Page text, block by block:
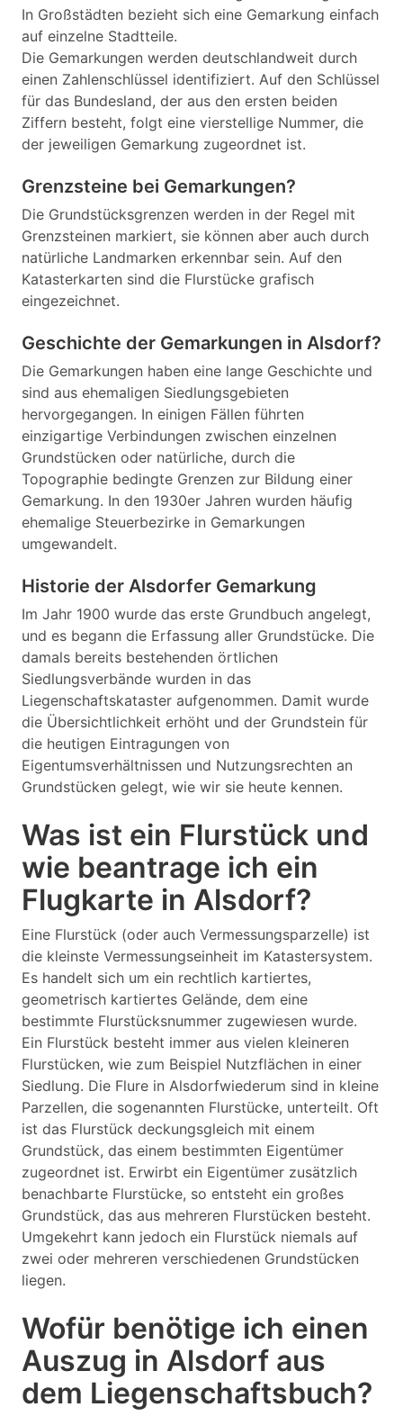
In Großstädten bezieht sich eine Gemarkung einfach
auf einzelne Stadtteile.
Die Gemarkungen werden deutschlandweit durch
einen Zahlenschlüssel identifiziert. Auf den Schlüssel
für das Bundesland, der aus den ersten beiden
Ziffern besteht, folgt eine vierstellige Nummer, die
der jeweiligen Gemarkung zugeordnet ist.
Grenzsteine bei Gemarkungen?
Die Grundstücksgrenzen werden in der Regel mit
Grenzsteinen markiert, sie können aber auch durch
natürliche Landmarken erkennbar sein. Auf den
Katasterkarten sind die Flurstücke grafisch
eingezeichnet.
Geschichte der Gemarkungen in Alsdorf?
Die Gemarkungen haben eine lange Geschichte und
sind aus ehemaligen Siedlungsgebieten
hervorgegangen. In einigen Fällen führten
einzigartige Verbindungen zwischen einzelnen
Grundstücken oder natürliche, durch die
Topographie bedingte Grenzen zur Bildung einer
Gemarkung. In den 1930er Jahren wurden häufig
ehemalige Steuerbezirke in Gemarkungen
umgewandelt.
Historie der Alsdorfer Gemarkung
Im Jahr 1900 wurde das erste Grundbuch angelegt,
und es begann die Erfassung aller Grundstücke. Die
damals bereits bestehenden örtlichen
Siedlungsverbände wurden in das
Liegenschaftskataster aufgenommen. Damit wurde
die Übersichtlichkeit erhöht und der Grundstein für
die heutigen Eintragungen von
Eigentumsverhältnissen und Nutzungsrechten an
Grundstücken gelegt, wie wir sie heute kennen.
Was ist ein Flurstück und
wie beantrage ich ein
Flugkarte in Alsdorf?
Eine Flurstück (oder auch Vermessungsparzelle) ist
die kleinste Vermessungseinheit im Katastersystem.
Es handelt sich um ein rechtlich kartiertes,
geometrisch kartiertes Gelände, dem eine
bestimmte Flurstücksnummer zugewiesen wurde.
Ein Flurstück besteht immer aus vielen kleineren
Flurstücken, wie zum Beispiel Nutzflächen in einer
Siedlung. Die Flure in Alsdorfwiederum sind in kleine
Parzellen, die sogenannten Flurstücke, unterteilt. Oft
ist das Flurstück deckungsgleich mit einem
Grundstück, das einem bestimmten Eigentümer
zugeordnet ist. Erwirbt ein Eigentümer zusätzlich
benachbarte Flurstücke, so entsteht ein großes
Grundstück, das aus mehreren Flurstücken besteht.
Umgekehrt kann jedoch ein Flurstück niemals auf
zwei oder mehreren verschiedenen Grundstücken
liegen.
Wofür benötige ich einen
Auszug in Alsdorf aus
dem Liegenschaftsbuch?